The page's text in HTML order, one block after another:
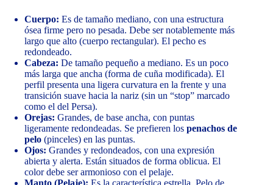
Cuerpo: Es de tamaño mediano, con una estructura
ósea firme pero no pesada. Debe ser notablemente más
largo que alto (cuerpo rectangular). El pecho es
redondeado.
Cabeza: De tamaño pequeño a mediano. Es un poco
más larga que ancha (forma de cuña modificada). El
perfil presenta una ligera curvatura en la frente y una
transición suave hacia la nariz (sin un “stop” marcado
como el del Persa).
Orejas: Grandes, de base ancha, con puntas
ligeramente redondeadas. Se prefieren los penachos de
pelo (pinceles) en las puntas.
Ojos: Grandes y redondeados, con una expresión
abierta y alerta. Están situados de forma oblicua. El
color debe ser armonioso con el pelaje.